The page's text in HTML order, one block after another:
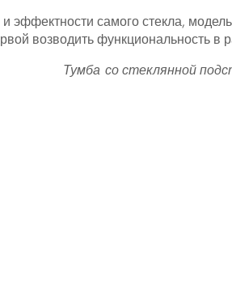
и эффектности самого стекла,
возводить функциональность в
Тумба со стеклянной